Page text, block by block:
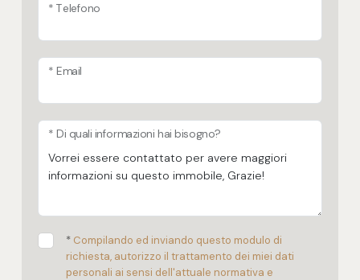
* Telefono
* Email
* Di quali informazioni hai bisogno?
* Compilando ed inviando questo modulo di
richiesta, autorizzo il trattamento dei miei dati
personali ai sensi dell'attuale normativa e